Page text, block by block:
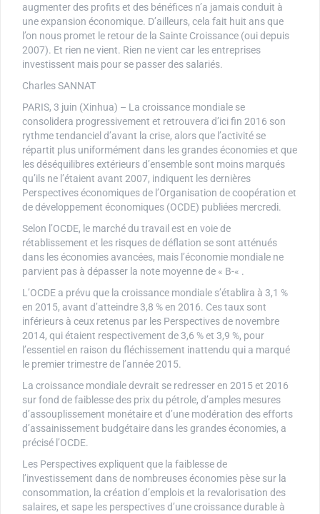
augmenter des profits et des bénéfices n’a jamais conduit à
une expansion économique. D’ailleurs, cela fait huit ans que
l’on nous promet le retour de la Sainte Croissance (oui depuis
2007). Et rien ne vient. Rien ne vient car les entreprises
investissent mais pour se passer des salariés.
Charles SANNAT
PARIS, 3 juin (Xinhua) – La croissance mondiale se
consolidera progressivement et retrouvera d’ici fin 2016 son
rythme tendanciel d’avant la crise, alors que l’activité se
répartit plus uniformément dans les grandes économies et que
les déséquilibres extérieurs d’ensemble sont moins marqués
qu’ils ne l’étaient avant 2007, indiquent les dernières
Perspectives économiques de l’Organisation de coopération et
de développement économiques (OCDE) publiées mercredi.
Selon l’OCDE, le marché du travail est en voie de
rétablissement et les risques de déflation se sont atténués
dans les économies avancées, mais l’économie mondiale ne
parvient pas à dépasser la note moyenne de « B-« .
L’OCDE a prévu que la croissance mondiale s’établira à 3,1 %
en 2015, avant d’atteindre 3,8 % en 2016. Ces taux sont
inférieurs à ceux retenus par les Perspectives de novembre
2014, qui étaient respectivement de 3,6 % et 3,9 %, pour
l’essentiel en raison du fléchissement inattendu qui a marqué
le premier trimestre de l’année 2015.
La croissance mondiale devrait se redresser en 2015 et 2016
sur fond de faiblesse des prix du pétrole, d’amples mesures
d’assouplissement monétaire et d’une modération des efforts
d’assainissement budgétaire dans les grandes économies, a
précisé l’OCDE.
Les Perspectives expliquent que la faiblesse de
l’investissement dans de nombreuses économies pèse sur la
consommation, la création d’emplois et la revalorisation des
salaires, et sape les perspectives d’une croissance durable à